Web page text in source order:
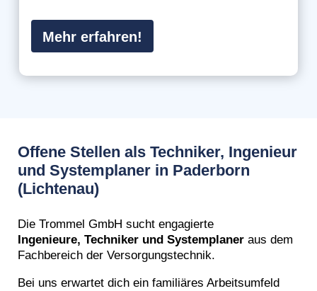
Mehr erfahren!
Offene Stellen als Techniker, Ingenieur
und Systemplaner in Paderborn
(Lichtenau)
Die Trommel GmbH sucht engagierte
Ingenieure, Techniker und Systemplaneraus dem
Fachbereich der Versorgungstechnik.
Bei uns erwartet dich ein familiäres Arbeitsumfeld